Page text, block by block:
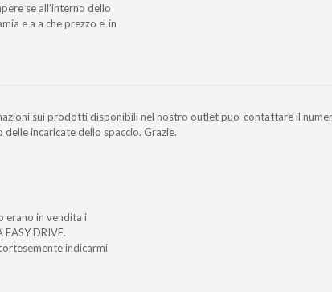
se all’interno dello
e a a che prezzo e’ in
sui prodotti disponibili nel nostro outlet puo’ contattare il
incaricate dello spaccio. Grazie.
erano in vendita i
DRIVE.
indicarmi